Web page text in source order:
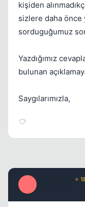
kişiden
sizlere daha önce
sorduguğumuz
Yazdığımız
bulunan
Saygılarımızla,
⭐